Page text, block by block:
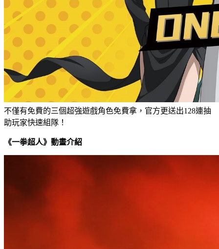
不僅有免費的三個超強遊戲角色免費拿，官方更送出128連抽
助玩家快速組隊！
《一拳超人》動畫介紹